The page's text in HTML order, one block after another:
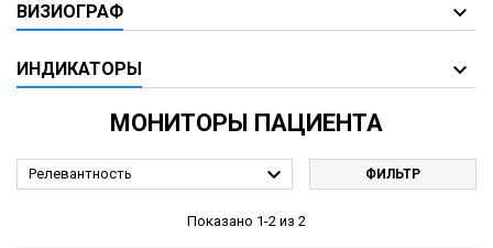
ВИЗИОГРАФ
ИНДИКАТОРЫ
МОНИТОРЫ ПАЦИЕНТА
Релевантность  ФИЛЬТР
Показано 1-2 из 2